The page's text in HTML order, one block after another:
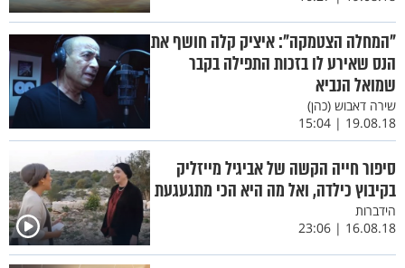
"המחלה הצטמקה": איציק קלה חושף את
הנס שאירע לו בזכות התפילה בקבר
שמואל הנביא
שירה דאבוש (כהן)
19.08.18 | 15:04
סיפור חייה הקשה של אביגיל מייזליק
בקיבוץ כילדה, ואל מה היא הכי מתגעגעת
הידברות
16.08.18 | 23:06